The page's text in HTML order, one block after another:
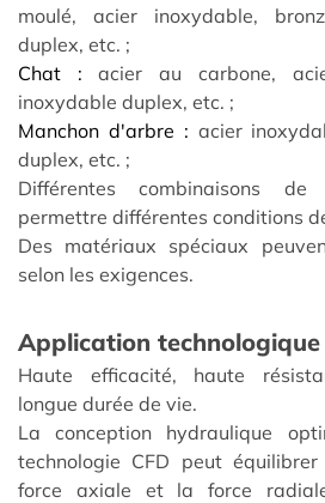
moulé, acier inoxydable,
duplex, etc. ;
Chat :acier au carbone,
inoxydable duplex, etc. ;
Manchon d'arbre : acier
duplex, etc. ;
Différentes combinaisons
permettre différentes conditions
Des matériaux spéciaux
selon les exigences.
Application technologique
Haute efficacité, haute
longue durée de vie.
La conception hydraulique
technologie CFD peut
force axiale et la force